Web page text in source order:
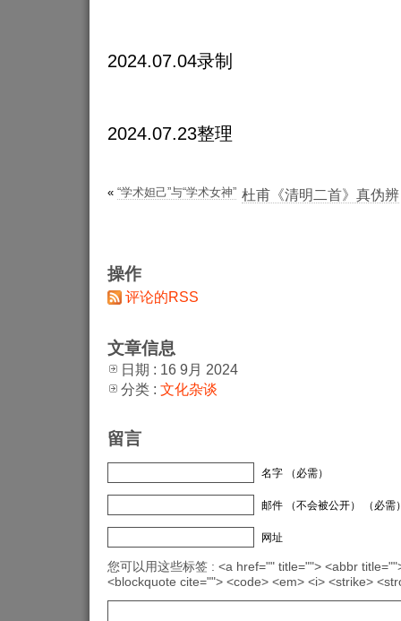
2024.07.04录制
2024.07.23整理
« “学术妲己”与“学术女神” 杜甫《清明二首》真伪辨
操作
评论的RSS
文章信息
日期 : 16 9月 2024
分类 : 文化杂谈
留言
名字 （必需）
邮件 （不会被公开） （必需
网址
您可以用这些标签 : <a href="" title=""> <abbr
<blockquote cite=""> <code> <em> <i> <strike>